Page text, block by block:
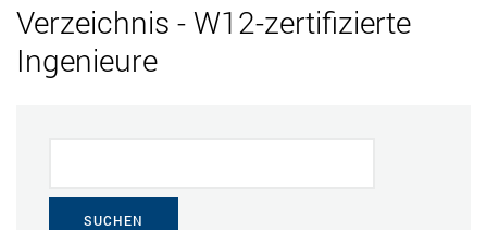
Verzeichnis - W12-zertifizierte
Ingenieure
SUCHEN